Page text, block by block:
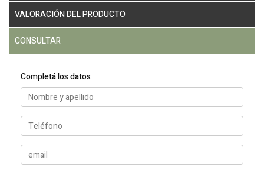
VALORACIÓN DEL PRODUCTO
CONSULTAR
Completá los datos